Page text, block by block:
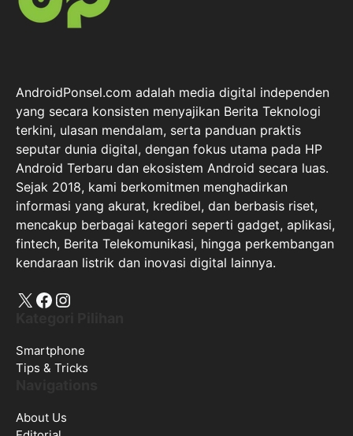
AndroidPonsel.com adalah media digital independen
yang secara konsisten menyajikan Berita Teknologi
Android Terbaru dan ekosistem Android secara luas.
Sejak 2018, kami berkomitmen menghadirkan
informasi yang akurat, kredibel, dan berbasis riset,
mencakup berbagai kategori seperti gadget, aplikasi,
fintech, Berita Telekomunikasi, hingga perkembangan
kendaraan listrik dan inovasi digital lainnya.
X Facebook
Instagram
Kategori Pilihan
Smartphone
Navigations
Editorial
Contact us
Disclaimer